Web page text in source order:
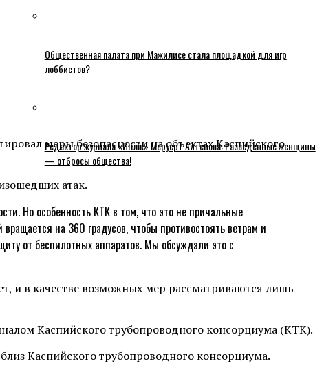
Общественная палата при Мажилисе стала площадкой для игр
лоббистов?
Редактор журнала «Игілік» Меруерт Айтенова: Разведенные женщины
— отбросы общества!
меры безопасности на объектах Каспийского
атак.
Но особенность КТК в том, что это не причальные
на 360 градусов, чтобы противостоять ветрам и
от беспилотных аппаратов. Мы обсуждали это с
и в качестве возможных мер рассматриваются лишь
Каспийского трубопроводного консорциума (КТК).
Каспийского трубопроводного консорциума.